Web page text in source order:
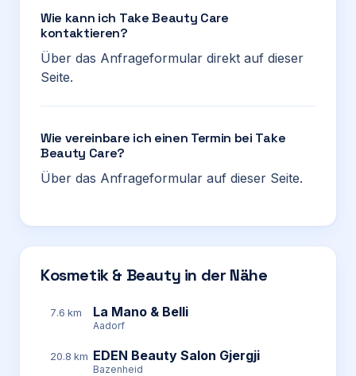
Wie kann ich Take Beauty Care
kontaktieren?
Über das Anfrageformular direkt auf dieser
Seite.
Wie vereinbare ich einen Termin bei Take
Beauty Care?
Über das Anfrageformular auf dieser Seite.
Kosmetik & Beauty in der Nähe
7.6 km La Mano & Belli
Aadorf
20.8 km EDEN Beauty Salon Gjergji
Bazenheid